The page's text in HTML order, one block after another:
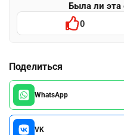
Была ли эта
0
Поделиться
WhatsApp
VK